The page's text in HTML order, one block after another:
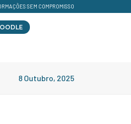
SEM COMPROMISSO
8 Outubro, 2025